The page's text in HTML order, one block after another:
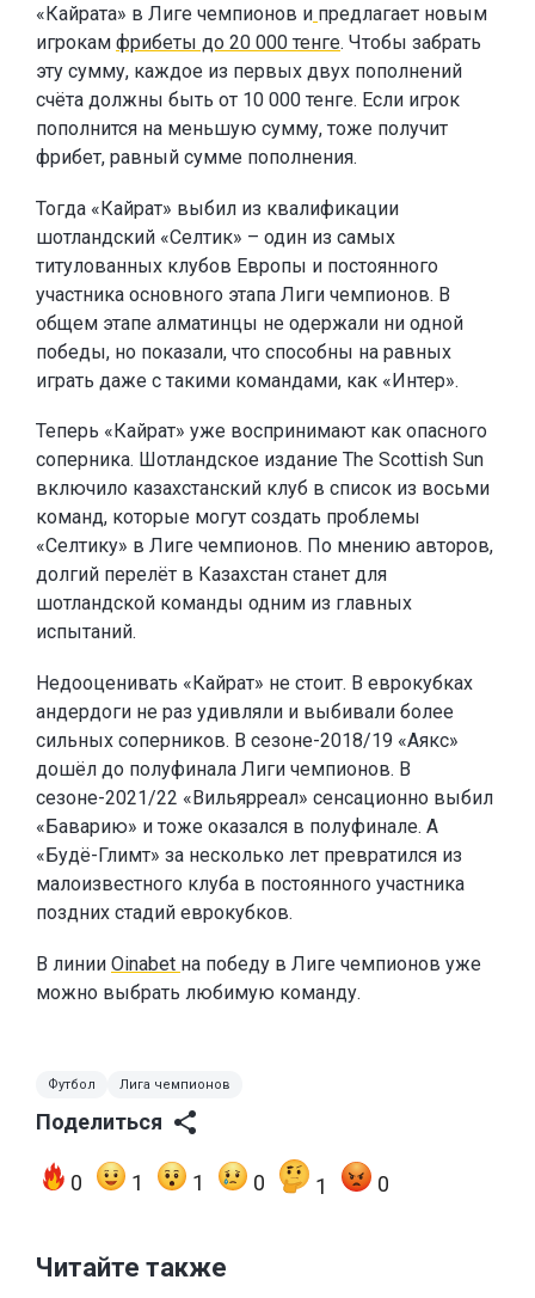
«Кайрата» в Лиге чемпионов и предлагает новым
игрокам фрибеты до 20 000 тенге. Чтобы забрать
эту сумму, каждое из первых двух пополнений
счёта должны быть от 10 000 тенге. Если игрок
пополнится на меньшую сумму, тоже получит
фрибет, равный сумме пополнения.
Тогда «Кайрат» выбил из квалификации
шотландский «Селтик» – один из самых
титулованных клубов Европы и постоянного
участника основного этапа Лиги чемпионов. В
общем этапе алматинцы не одержали ни одной
победы, но показали, что способны на равных
играть даже с такими командами, как «Интер».
Теперь «Кайрат» уже воспринимают как опасного
соперника. Шотландское издание The Scottish Sun
включило казахстанский клуб в список из восьми
команд, которые могут создать проблемы
«Селтику» в Лиге чемпионов. По мнению авторов,
долгий перелёт в Казахстан станет для
шотландской команды одним из главных
испытаний.
Недооценивать «Кайрат» не стоит. В еврокубках
андердоги не раз удивляли и выбивали более
сильных соперников. В сезоне-2018/19 «Аякс»
дошёл до полуфинала Лиги чемпионов. В
сезоне-2021/22 «Вильярреал» сенсационно выбил
«Баварию» и тоже оказался в полуфинале. А
«Будё-Глимт» за несколько лет превратился из
малоизвестного клуба в постоянного участника
поздних стадий еврокубков.
В линии Oinabet на победу в Лиге чемпионов уже
можно выбрать любимую команду.
Футбол Лига чемпионов
Поделиться
0 1 1 0 1 0
Читайте также